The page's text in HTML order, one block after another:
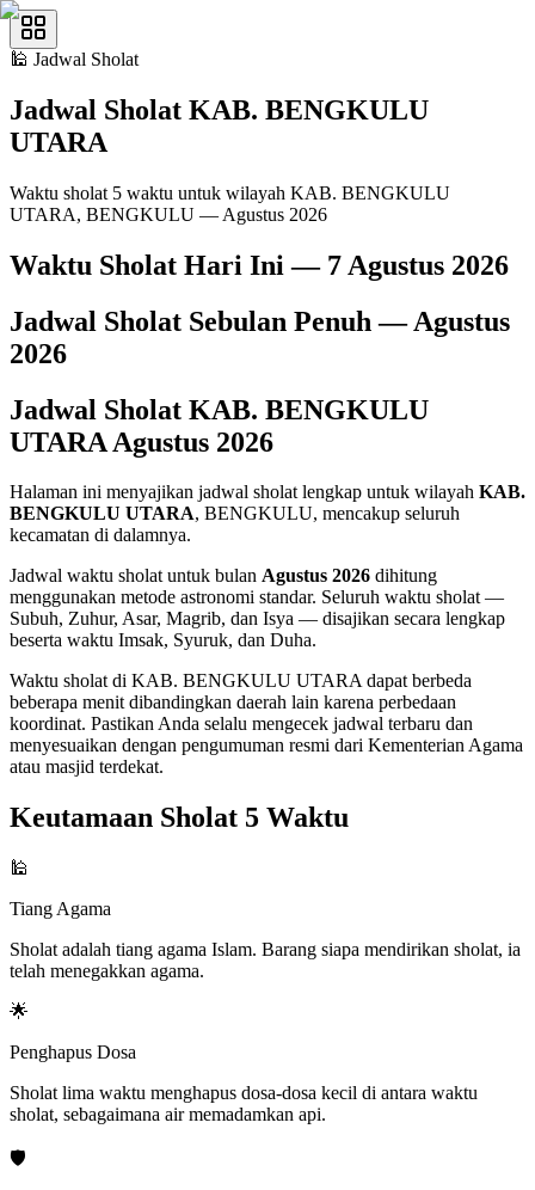
🕌 Jadwal Sholat
Jadwal Sholat KAB. BENGKULU
UTARA
Waktu sholat 5 waktu untuk wilayah KAB. BENGKULU
UTARA, BENGKULU — Agustus 2026
Waktu Sholat Hari Ini — 7 Agustus 2026
Jadwal Sholat Sebulan Penuh — Agustus
2026
Jadwal Sholat KAB. BENGKULU
UTARA Agustus 2026
Halaman ini menyajikan jadwal sholat lengkap untuk wilayah KAB.
BENGKULU UTARA, BENGKULU, mencakup seluruh
kecamatan di dalamnya.
Jadwal waktu sholat untuk bulan Agustus 2026 dihitung
menggunakan metode astronomi standar. Seluruh waktu sholat —
Subuh, Zuhur, Asar, Magrib, dan Isya — disajikan secara lengkap
beserta waktu Imsak, Syuruk, dan Duha.
Waktu sholat di KAB. BENGKULU UTARA dapat berbeda
beberapa menit dibandingkan daerah lain karena perbedaan
koordinat. Pastikan Anda selalu mengecek jadwal terbaru dan
menyesuaikan dengan pengumuman resmi dari Kementerian Agama
atau masjid terdekat.
Keutamaan Sholat 5 Waktu
🕌
Tiang Agama
Sholat adalah tiang agama Islam. Barang siapa mendirikan sholat, ia
telah menegakkan agama.
🌟
Penghapus Dosa
Sholat lima waktu menghapus dosa-dosa kecil di antara waktu
sholat, sebagaimana air memadamkan api.
🛡️